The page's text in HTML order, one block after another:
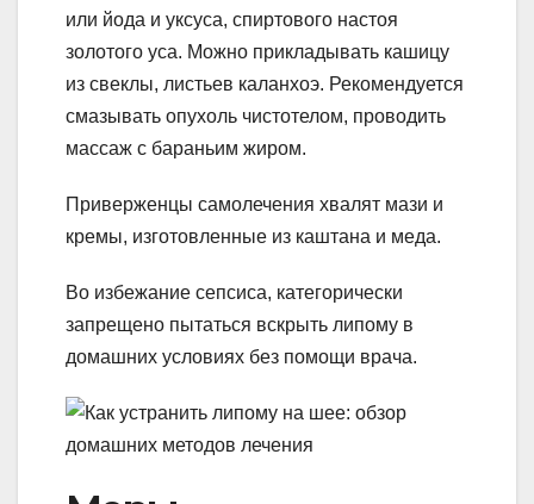
или йода и уксуса, спиртового настоя
золотого уса. Можно прикладывать кашицу
из свеклы, листьев каланхоэ. Рекомендуется
смазывать опухоль чистотелом, проводить
массаж с бараньим жиром.
Приверженцы самолечения хвалят мази и
кремы, изготовленные из каштана и меда.
Во избежание сепсиса, категорически
запрещено пытаться вскрыть липому в
домашних условиях без помощи врача.